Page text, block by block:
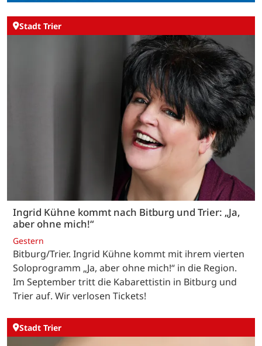
Stadt Trier
Ingrid Kühne kommt nach Bitburg und Trier: „Ja,
aber ohne mich!“
Gestern
Bitburg/Trier. Ingrid Kühne kommt mit ihrem vierten
Soloprogramm „Ja, aber ohne mich!“ in die Region.
Im September tritt die Kabarettistin in Bitburg und
Trier auf. Wir verlosen Tickets!
Stadt Trier